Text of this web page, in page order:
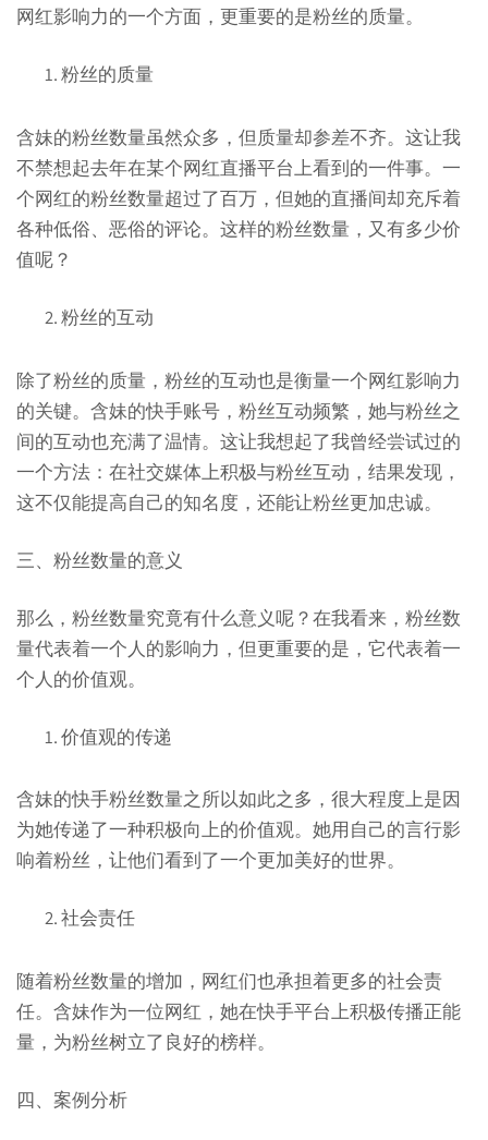
网红影响力的一个方面，更重要的是粉丝的质量。
粉丝的质量
含妹的粉丝数量虽然众多，但质量却参差不齐。这让我
不禁想起去年在某个网红直播平台上看到的一件事。一
个网红的粉丝数量超过了百万，但她的直播间却充斥着
各种低俗、恶俗的评论。这样的粉丝数量，又有多少价
值呢？
粉丝的互动
除了粉丝的质量，粉丝的互动也是衡量一个网红影响力
的关键。含妹的快手账号，粉丝互动频繁，她与粉丝之
间的互动也充满了温情。这让我想起了我曾经尝试过的
一个方法：在社交媒体上积极与粉丝互动，结果发现，
这不仅能提高自己的知名度，还能让粉丝更加忠诚。
三、粉丝数量的意义
那么，粉丝数量究竟有什么意义呢？在我看来，粉丝数
量代表着一个人的影响力，但更重要的是，它代表着一
个人的价值观。
价值观的传递
含妹的快手粉丝数量之所以如此之多，很大程度上是因
为她传递了一种积极向上的价值观。她用自己的言行影
响着粉丝，让他们看到了一个更加美好的世界。
社会责任
随着粉丝数量的增加，网红们也承担着更多的社会责
任。含妹作为一位网红，她在快手平台上积极传播正能
量，为粉丝树立了良好的榜样。
四、案例分析